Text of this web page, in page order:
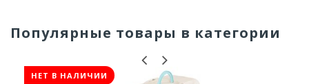
Популярные товары в категории
НЕТ В НАЛИЧИИ